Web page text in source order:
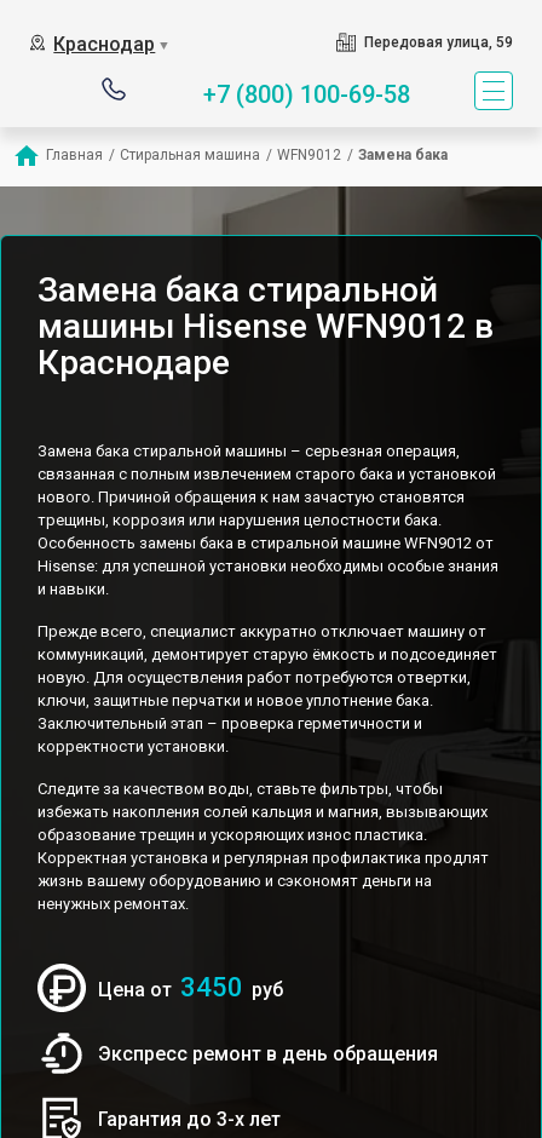
Краснодар ▼ Передовая улица, 59
+7 (800) 100-69-58
Главная / Стиральная машина / WFN9012 / Замена бака
Замена бака стиральной
машины Hisense WFN9012 в
Краснодаре
Замена бака стиральной машины – серьезная операция,
связанная с полным извлечением старого бака и установкой
нового. Причиной обращения к нам зачастую становятся
трещины, коррозия или нарушения целостности бака.
Особенность замены бака в стиральной машине WFN9012 от
Hisense: для успешной установки необходимы особые знания
и навыки.
Прежде всего, специалист аккуратно отключает машину от
коммуникаций, демонтирует старую ёмкость и подсоединяет
новую. Для осуществления работ потребуются отвертки,
ключи, защитные перчатки и новое уплотнение бака.
Заключительный этап – проверка герметичности и
корректности установки.
Следите за качеством воды, ставьте фильтры, чтобы
избежать накопления солей кальция и магния, вызывающих
образование трещин и ускоряющих износ пластика.
Корректная установка и регулярная профилактика продлят
жизнь вашему оборудованию и сэкономят деньги на
ненужных ремонтах.
Цена от 3450 руб
Экспресс ремонт в день обращения
Гарантия до 3-х лет